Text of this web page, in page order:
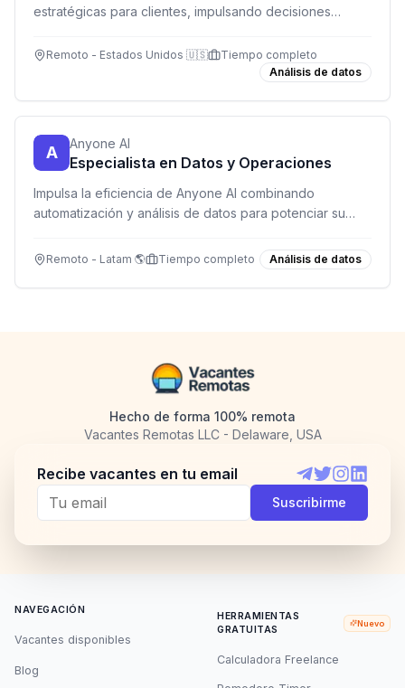
estratégicas para clientes, impulsando decisiones
Remoto - Estados Unidos 🇺🇸
Tiempo completo
Análisis de datos
A Anyone AI
Especialista en Datos y Operaciones
Impulsa la eficiencia de Anyone AI combinando
automatización y análisis de datos para potenciar su
Remoto - Latam 🌎 Tiempo completo Análisis de datos
Hecho de forma 100% remota
Vacantes Remotas LLC - Delaware, USA
Recibe vacantes en tu email
Telegram
TwitterInstagram
Suscribirme
NAVEGACIÓN
Vacantes disponibles
Blog
HERRAMIENTAS
GRATUITAS
Nuevo
Calculadora Freelance